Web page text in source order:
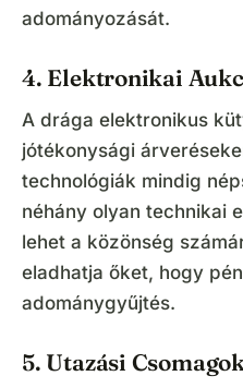
adományozását.
4. Elektronikai
A drága elektronikus
jótékonysági
technológiák mindig
néhány olyan technikai
lehet a közönség
eladhatja őket, hogy
adománygyűjtés.
5. Utazási